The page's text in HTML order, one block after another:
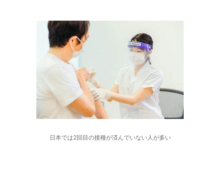
日本では2回目の接種が済んでいない人が多い